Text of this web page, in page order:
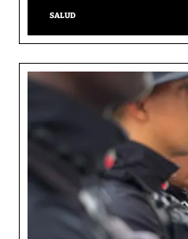
SALUD